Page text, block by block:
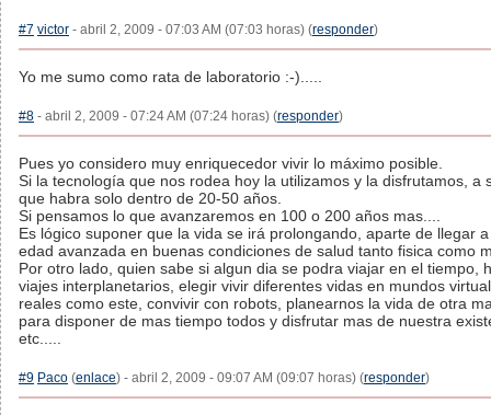
#7 victor - abril 2, 2009 - 07:03 AM (07:03 horas) (responder)
Yo me sumo como rata de laboratorio :-).....
#8 - abril 2, 2009 - 07:24 AM (07:24 horas) (responder)
Pues yo considero muy enriquecedor vivir lo máximo posible.
Si la tecnología que nos rodea hoy la utilizamos y la disfrutamos, a
que habra solo dentro de 20-50 años.
Si pensamos lo que avanzaremos en 100 o 200 años mas....
Es lógico suponer que la vida se irá prolongando, aparte de llegar
edad avanzada en buenas condiciones de salud tanto fisica como
Por otro lado, quien sabe si algun dia se podra viajar en el tiempo,
viajes interplanetarios, elegir vivir diferentes vidas en mundos
reales como este, convivir con robots, planearnos la vida de otra
para disponer de mas tiempo todos y disfrutar mas de nuestra
etc.....
#9 Paco (enlace) - abril 2, 2009 - 09:07 AM (09:07 horas) (responder)